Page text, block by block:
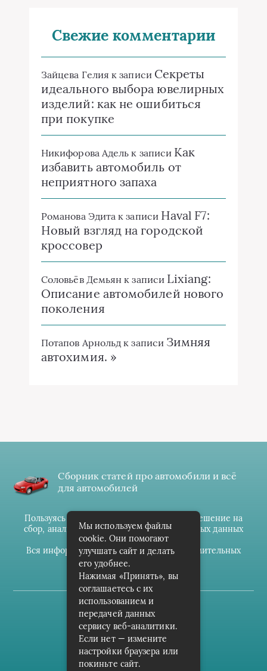
Свежие комментарии
Зайцева Гелия к записи Секреты
идеального выбора ювелирных
изделий: как не ошибиться
при покупке
Никифорова Адель к записи Как
избавить автомобиль от
неприятного запаха
Романова Эдита к записи Haval F7:
Новый взгляд на городской
кроссовер
Соловьёв Демьян к записи Lixiang:
Описание автомобилей нового
поколения
Потапов Арнольд к записи Зимняя
автохимия. »
Сборник статей про автомобили и всё
для автомобилей
Пользуясь данным ресурсом вы даёте разрешение на
сбор, анализ и хранение своих персональных данных
согласноПравилам
Вся информация предоставлена в ознакомительных
целях.
(c) cpark-avto.ru
Карта сайта
О проекте
Архив
Мы используем файлы
cookie. Они помогают
улучшать сайт и делать
его удобнее.
Нажимая «Принять», вы
соглашаетесь с их
использованием и
передачей данных
сервису веб-аналитики.
Если нет — измените
настройки браузера или
покиньте сайт.